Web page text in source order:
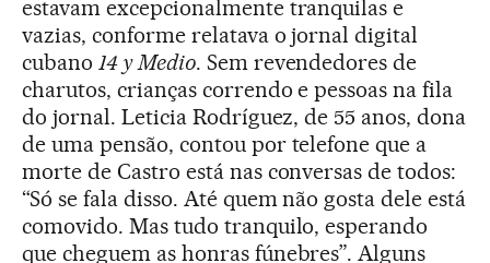
estavam excepcionalmente tranquilas e
vazias, conforme relatava o jornal digital
cubano 14 y Medio. Sem revendedores de
charutos, crianças correndo e pessoas na fila
do jornal. Leticia Rodríguez, de 55 anos, dona
de uma pensão, contou por telefone que a
morte de Castro está nas conversas de todos:
“Só se fala disso. Até quem não gosta dele está
comovido. Mas tudo tranquilo, esperando
que cheguem as honras fúnebres”. Alguns